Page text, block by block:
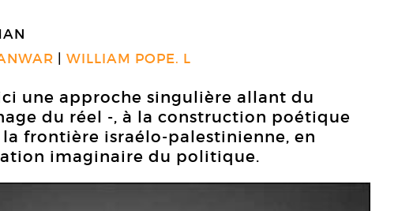
WILLIAM POPE. L
une approche singulière allant du
du réel -, à la construction poétique
frontière israélo-palestinienne, en
imaginaire du politique.